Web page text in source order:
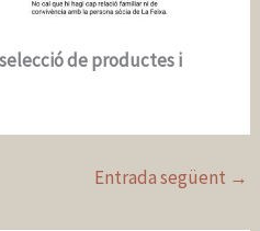
de productes i
Entrada següent →